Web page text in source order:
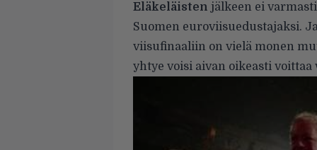
Eläkeläisten jälkeen ei
Suomen euroviisuedustajaksi.
viisufinaaliin on vielä monen
yhtye voisi aivan oikeasti